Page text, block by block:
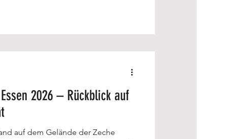
– Rückblick auf
auf dem Gelände der Zeche